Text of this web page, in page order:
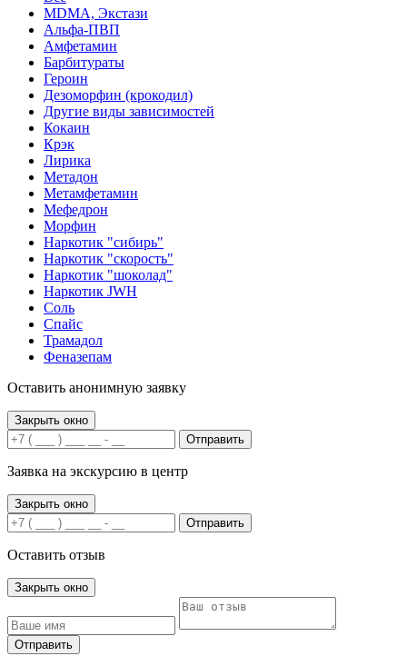
MDMA, Экстази
Альфа-ПВП
Амфетамин
Барбитураты
Героин
Дезоморфин (крокодил)
Другие виды зависимостей
Кокаин
Крэк
Лирика
Метадон
Метамфетамин
Мефедрон
Морфин
Наркотик "сибирь"
Наркотик "скорость"
Наркотик "шоколад"
Наркотик JWH
Соль
Спайс
Трамадол
Феназепам
Оставить анонимную заявку
Закрыть окно
Отправить
Заявка на экскурсию в центр
Закрыть окно
Отправить
Оставить отзыв
Закрыть окно
Отправить